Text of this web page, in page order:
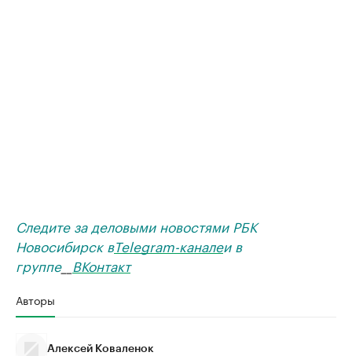
Следите за деловыми новостями РБК
Новосибирск вTelegram-каналеи в
группе__ ВКонтакт
Авторы
Алексей Коваленок